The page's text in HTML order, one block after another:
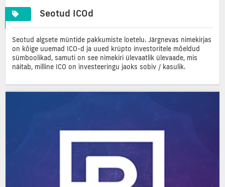
Seotud ICOd
Seotud algsete müntide pakkumiste loetelu. Järgnevas nimekirjas
on kõige uuemad ICO-d ja uued krüpto investoritele mõeldud
sümboolikad, samuti on see nimekiri ülevaatlik ülevaade, mis
näitab, milline ICO on investeeringu jaoks sobiv / kasulik.